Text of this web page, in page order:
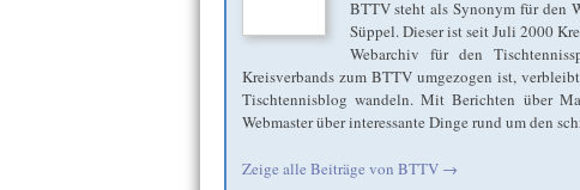
BTTV steht als Synonym für den
Süppel. Dieser ist seit Juli 2000
Webarchiv für den
Kreisverbands zum BTTV umgezogen ist,
Tischtennisblog wandeln. Mit Berichten über
Webmaster über interessante Dinge rund um den
Zeige alle Beiträge von BTTV →